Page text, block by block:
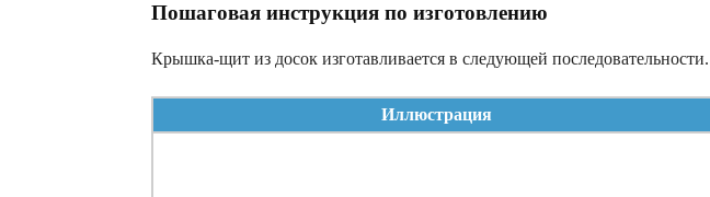
Пошаговая инструкция по изготовлению
Крышка-щит из досок изготавливается в следующей последовательности.
Иллюстрация